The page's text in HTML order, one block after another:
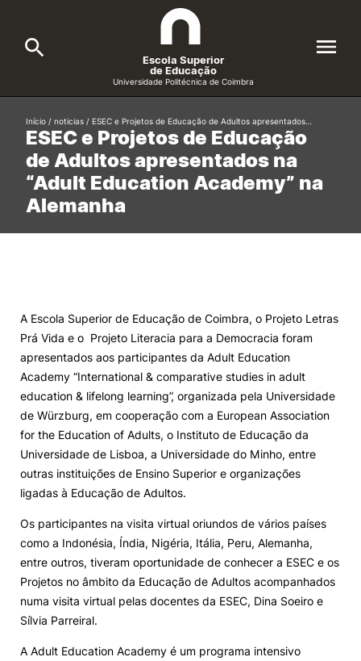
A ESEC
Cursos
Candidatos
Alunos
Knowledge Factory
Candidaturas
Elogio / Sugestão / Reclamação Contactos Denúncias
©2026 Instituto Politécnico de Coimbra. Todos os direitos reservados.
Escola Superior
de Educação
Universidade Politécnica de Coimbra
Search
Formative Offer General
ESEC e Projetos de Educação
de Adultos apresentados na
“Adult Education Academy” na
Alemanha
Início / noticias / ESEC e Projetos de Educação de Adultos apresentados…
A Escola Superior de Educação de Coimbra, o Projeto Letras
Prá Vida e o Projeto Literacia para a Democracia foram
apresentados aos participantes da Adult Education
Academy “International & comparative studies in adult
education & lifelong learning”, organizada pela Universidade
de Würzburg, em cooperação com a European Association
for the Education of Adults, o Instituto de Educação da
Universidade de Lisboa, a Universidade do Minho, entre
outras instituições de Ensino Superior e organizações
ligadas à Educação de Adultos.
Os participantes na visita virtual oriundos de vários países
como a Indonésia, Índia, Nigéria, Itália, Peru, Alemanha,
entre outros, tiveram oportunidade de conhecer a ESEC e os
Projetos no âmbito da Educação de Adultos acompanhados
numa visita virtual pelas docentes da ESEC, Dina Soeiro e
Sílvia Parreiral.
A Adult Education Academy é um programa intensivo